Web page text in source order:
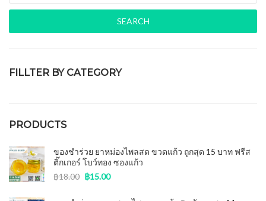
SEARCH
FILLTER BY CATEGORY
PRODUCTS
ของชำร่วย ยาหม่องไพลสด ขวดแก้ว ถูกสุด 15 บาท ฟรีส
ติ๊กเกอร์ โบว์ทอง ซองแก้ว
฿18.00 ฿15.00